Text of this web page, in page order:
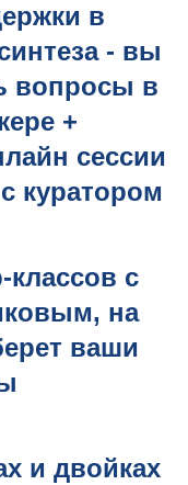
в
- вы
вопросы в
+
сессии
куратором
классов с
на
ваши
и двойках